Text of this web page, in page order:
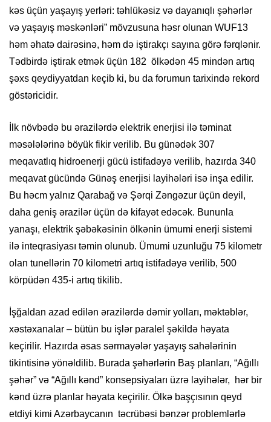
kəs üçün yaşayış yerləri: təhlükəsiz və dayanıqlı şəhərlər
və yaşayış məskənləri” mövzusuna həsr olunan WUF13
həm əhatə dairəsinə, həm də iştirakçı sayına görə fərqlənir.
Tədbirdə iştirak etmək üçün 182 ölkədən 45 mindən artıq
şəxs qeydiyyatdan keçib ki, bu da forumun tarixində rekord
göstəricidir.
İlk növbədə bu ərazilərdə elektrik enerjisi ilə təminat
məsələlərinə böyük fikir verilib. Bu günədək 307
meqavatlıq hidroenerji gücü istifadəyə verilib, hazırda 340
meqavat gücündə Günəş enerjisi layihələri isə inşa edilir.
Bu həcm yalnız Qarabağ və Şərqi Zəngəzur üçün deyil,
daha geniş ərazilər üçün də kifayət edəcək. Bununla
yanaşı, elektrik şəbəkəsinin ölkənin ümumi enerji sistemi
ilə inteqrasiyası təmin olunub. Ümumi uzunluğu 75 kilometr
olan tunellərin 70 kilometri artıq istifadəyə verilib, 500
körpüdən 435-i artıq tikilib.
İşğaldan azad edilən ərazilərdə dəmir yolları, məktəblər,
xəstəxanalar – bütün bu işlər paralel şəkildə həyata
keçirilir. Hazırda əsas sərmayələr yaşayış sahələrinin
tikintisinə yönəldilib. Burada şəhərlərin Baş planları, “Ağıllı
şəhər” və “Ağıllı kənd” konsepsiyaları üzrə layihələr, hər bir
kənd üzrə planlar həyata keçirilir. Ölkə başçısının qeyd
etdiyi kimi Azərbaycanın təcrübəsi bənzər problemlərlə